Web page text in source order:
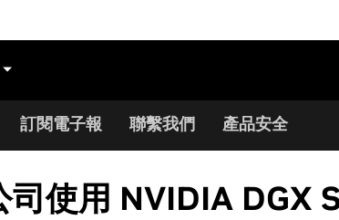
訂閱電子報 聯繫我們 產品安全
使用 NVIDIA DGX